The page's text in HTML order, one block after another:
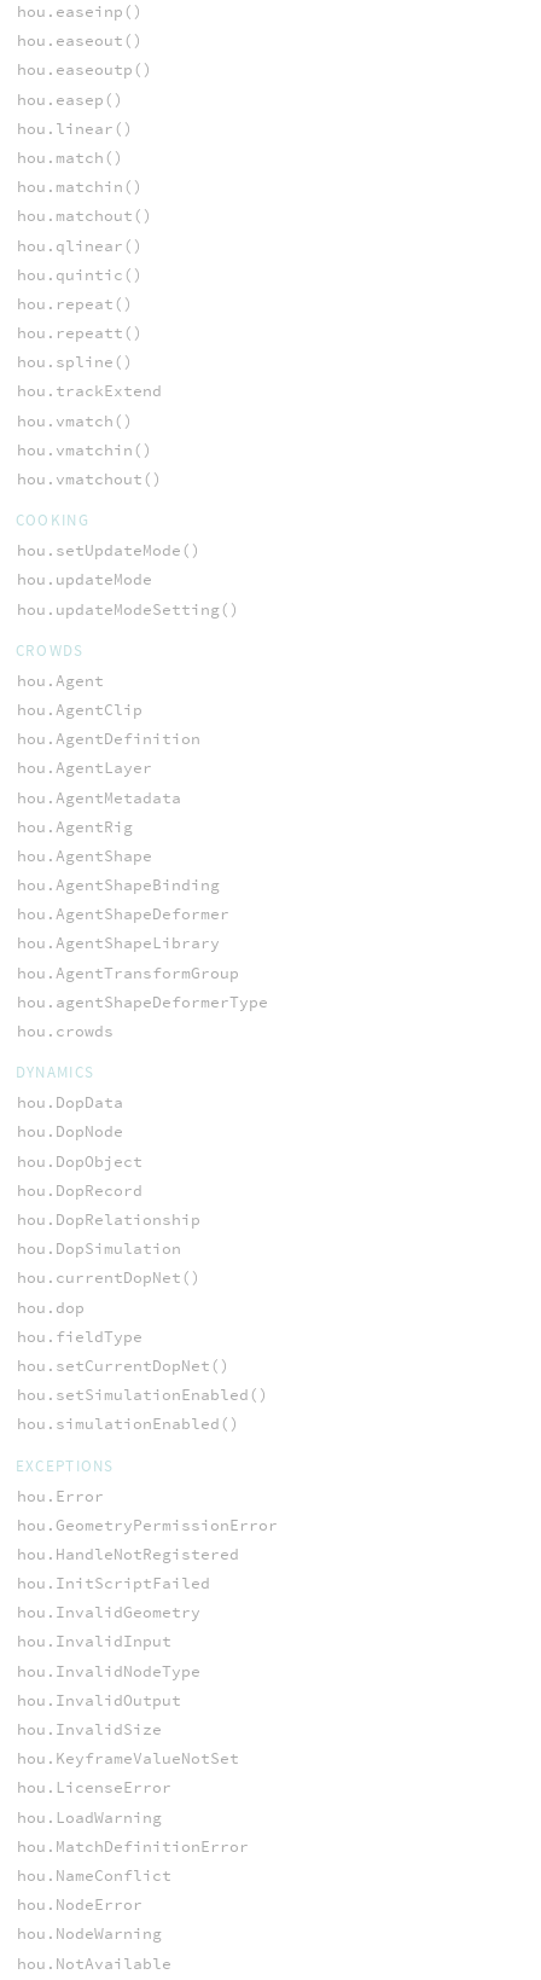
hou.easeinp()
hou.easeout()
hou.easeoutp()
hou.easep()
hou.linear()
hou.match()
hou.matchin()
hou.matchout()
hou.qlinear()
hou.quintic()
hou.repeat()
hou.repeatt()
hou.spline()
hou.trackExtend
hou.vmatch()
hou.vmatchin()
hou.vmatchout()
COOKING
hou.setUpdateMode()
hou.updateMode
hou.updateModeSetting()
CROWDS
hou.Agent
hou.AgentClip
hou.AgentDefinition
hou.AgentLayer
hou.AgentMetadata
hou.AgentRig
hou.AgentShape
hou.AgentShapeBinding
hou.AgentShapeDeformer
hou.AgentShapeLibrary
hou.AgentTransformGroup
hou.agentShapeDeformerType
hou.crowds
DYNAMICS
hou.DopData
hou.DopNode
hou.DopObject
hou.DopRecord
hou.DopRelationship
hou.DopSimulation
hou.currentDopNet()
hou.dop
hou.fieldType
hou.setCurrentDopNet()
hou.setSimulationEnabled()
hou.simulationEnabled()
EXCEPTIONS
hou.Error
hou.GeometryPermissionError
hou.HandleNotRegistered
hou.InitScriptFailed
hou.InvalidGeometry
hou.InvalidInput
hou.InvalidNodeType
hou.InvalidOutput
hou.InvalidSize
hou.KeyframeValueNotSet
hou.LicenseError
hou.LoadWarning
hou.MatchDefinitionError
hou.NameConflict
hou.NodeError
hou.NodeWarning
hou.NotAvailable